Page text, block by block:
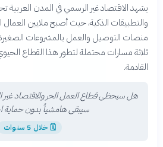
يشهد الاقتصاد غير الرسمي في المدن العربية
والتطبيقات الذكية، حيث أصبح ملايين
منصات التوصيل والعمل بالمشروعات
ثلاثة مسارات محتملة لتطور هذا القطاع
القادمة.
هل سيحظى قطاع العمل الحر والاقتصاد
سيبقى هامشياً بدون حماية
🗓 خلال 5 سنوات